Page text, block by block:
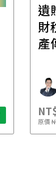
遺
財
產
原價